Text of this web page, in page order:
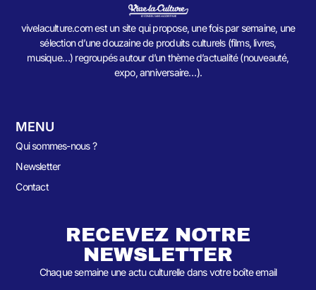
vivelaculture.com est un site qui propose, une fois par semaine, une
sélection d’une douzaine de produits culturels (films, livres,
musique…) regroupés autour d’un thème d’actualité (nouveauté,
expo, anniversaire…).
MENU
Qui sommes-nous ?
Newsletter
Contact
RECEVEZ NOTRE
NEWSLETTER
Chaque semaine une actu culturelle dans votre boîte email